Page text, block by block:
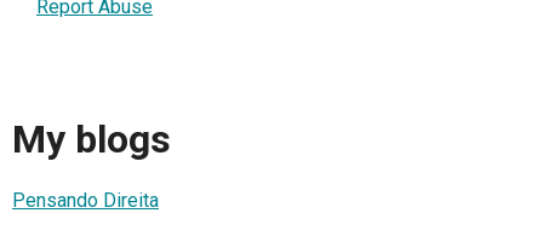
Report Abuse
My blogs
Pensando Direita